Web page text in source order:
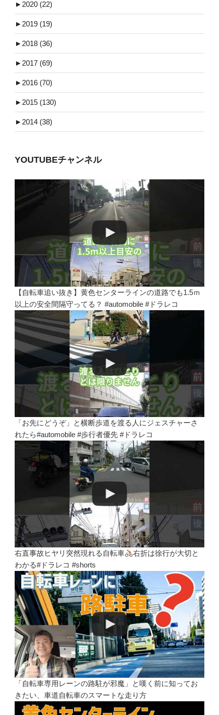
► 2020 (22)
► 2019 (19)
► 2018 (36)
► 2017 (69)
► 2016 (70)
► 2015 (130)
► 2014 (38)
YOUTUBEチャンネル
【自転車追い抜き】黄色センターラインの道路でも1.5ｍ
以上の安全間隔守ってる？ #automobile #ドラレコ
「お先にどうぞ」と横断歩道を渡る人にジェスチャーさ
れたら#automobile #歩行者優先 #ドラレコ
右直事故ヒヤリ突然現れる自転車
右折は徐行が大切と
わかる#ドラレコ #shorts
「自転車専用レーンの路駐が邪魔」と嘆く前に知ってお
きたい、車道自転車のスマートな走り方